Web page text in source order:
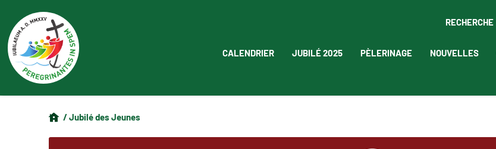
RECHERCHE
CALENDRIER JUBILÉ 2025 PÈLERINAGE NOUVELLES
/ Jubilé des Jeunes